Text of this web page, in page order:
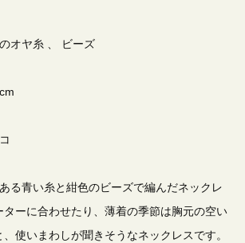
ヤ糸 、 ビーズ
cm
青い糸と紺色のビーズで編んだネックレ
ターに合わせたり、薄着の季節は胸元の空い
使いまわしが聞きそうなネックレスです。